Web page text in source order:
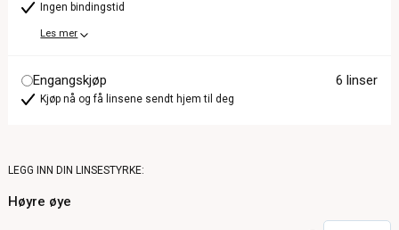
Ingen bindingstid
Les mer
Engangskjøp 6 linser
Kjøp nå og få linsene sendt hjem til deg
LEGG INN DIN LINSESTYRKE:
Høyre øye